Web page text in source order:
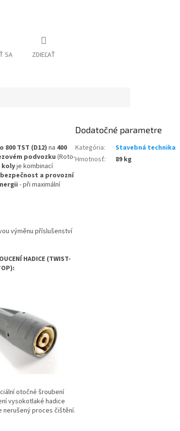
SA ZDIEĽAŤ
800 TST (D12) na 400
podvozku (Roto-
kolyje kombinací
a provozní
- při maximální
výměnu příslušenství
HADICE (TWIST-
otočné šroubení
vysokotlaké hadice
nerušený proces čištění.
Dodatočné parametre
Kategória:
Stavebná technika
Hmotnosť: 89 kg